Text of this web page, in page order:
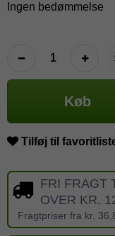
Ingen bedømmelse
Køb
Tilføj til
FRI FRAGT
OVER KR.
Fragtpriser fra kr.